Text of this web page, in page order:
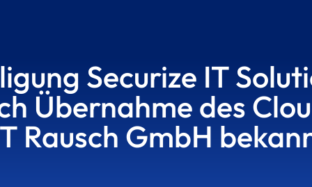
Securize IT
Übernahme des
Rausch GmbH